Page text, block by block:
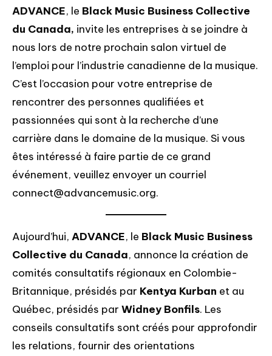
ADVANCE, le Black Music Business Collective
du Canada, invite les entreprises à se joindre à
nous lors de notre prochain salon virtuel de
l’emploi pour l’industrie canadienne de la musique.
C’est l’occasion pour votre entreprise de
rencontrer des personnes qualifiées et
passionnées qui sont à la recherche d’une
carrière dans le domaine de la musique. Si vous
êtes intéressé à faire partie de ce grand
événement, veuillez envoyer un courriel
connect@advancemusic.org.
Aujourd’hui, ADVANCE, le Black Music Business
Collective du Canada, annonce la création de
comités consultatifs régionaux en Colombie-
Britannique, présidés par Kentya Kurban et au
Québec, présidés par Widney Bonfils. Les
conseils consultatifs sont créés pour approfondir
les relations, fournir des orientations